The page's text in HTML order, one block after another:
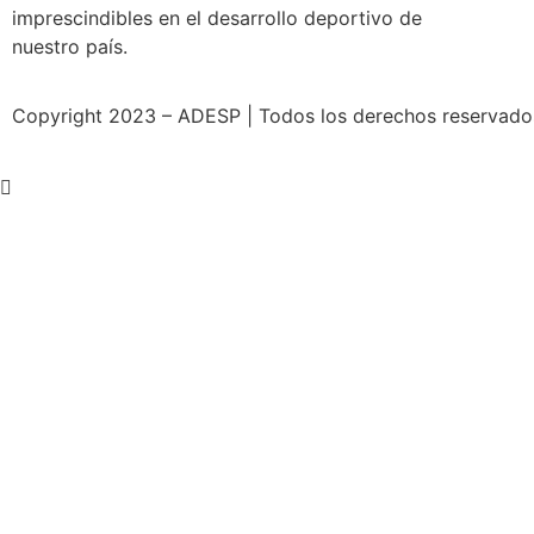
imprescindibles en el desarrollo deportivo de
nuestro país.
Copyright 2023 – ADESP | Todos los derechos